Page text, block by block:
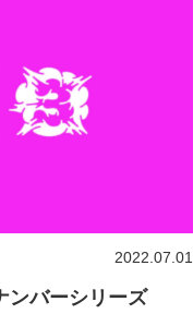
ンバーシリーズ
2022.07.01